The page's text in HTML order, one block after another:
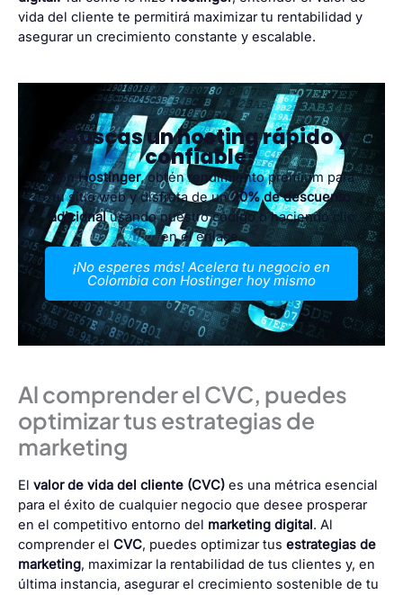
vida del cliente te permitirá maximizar tu rentabilidad y
asegurar un crecimiento constante y escalable.
¿Buscas un hosting rápido y
confiable?
ConHostinger, obtén rendimiento premium para
tu sitio web y disfruta de un20% de descuento
adicionalusando nuestro código ohaciendo clic
en el enlace.
¡No esperes más! Acelera tu negocio en
Colombia con Hostinger hoy mismo
Al comprender el CVC, puedes
optimizar tus estrategias de
marketing
El valor de vida del cliente (CVC) es una métrica esencial
para el éxito de cualquier negocio que desee prosperar
en el competitivo entorno del marketing digital. Al
comprender el CVC, puedes optimizar tus estrategias de
marketing, maximizar la rentabilidad de tus clientes y, en
última instancia, asegurar el crecimiento sostenible de tu